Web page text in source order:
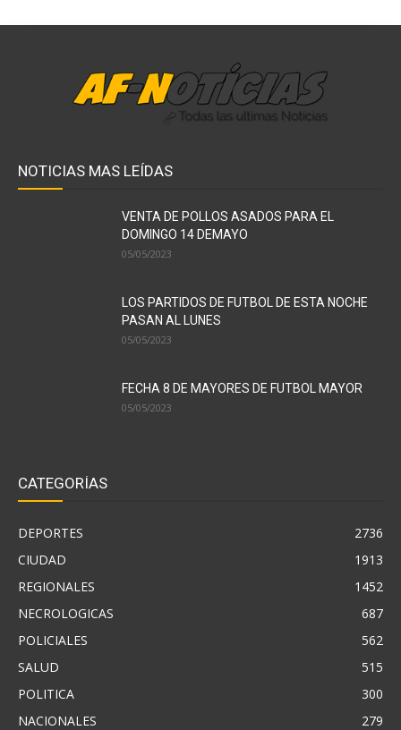
NOTICIAS MAS LEÍDAS
VENTA DE POLLOS ASADOS PARA EL
DOMINGO 14 DEMAYO
05/05/2023
LOS PARTIDOS DE FUTBOL DE ESTA NOCHE
PASAN AL LUNES
05/05/2023
FECHA 8 DE MAYORES DE FUTBOL MAYOR
05/05/2023
CATEGORÍAS
DEPORTES
2736
CIUDAD
1913
REGIONALES
1452
NECROLOGICAS
687
POLICIALES
562
SALUD
515
POLITICA
300
NACIONALES
279